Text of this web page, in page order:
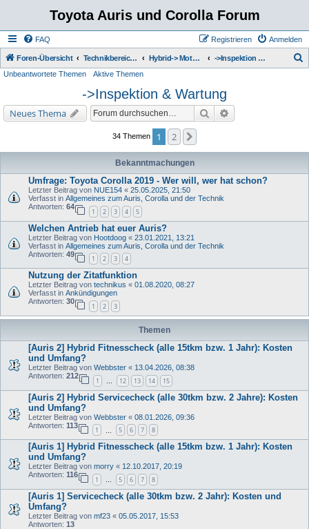
Toyota Auris und Corolla Forum
FAQ Anmelden
Registrieren
Foren-Übersicht Technikbereich zum Toyota Auris Hybrid-> Motor - Getriebe - Kühlsystem - Auspuff ->Inspektion & Wartung
Unbeantwortete Themen Aktive Themen
->Inspektion & Wartung
Neues Thema Suche
34 Themen 1 2
Bekanntmachungen
Umfrage: Toyota Corolla 2019 - Wer will, wer hat schon?
Letzter Beitrag von NUE154 « 25.05.2025, 21:50
Verfasst in Allgemeines zum Auris, Corolla und der Technik
Antworten: 64
1 2 3 4 5
Welchen Antrieb hat euer Auris?
Letzter Beitrag von Hootdoog « 23.01.2021, 13:21
Verfasst in Allgemeines zum Auris, Corolla und der Technik
Antworten: 49
1 2 3 4
Nutzung der Zitatfunktion
Letzter Beitrag von technikus « 01.08.2020, 08:27
Verfasst in Ankündigungen
Antworten: 30
1 2 3
Themen
[Auris 2] Hybrid Fitnesscheck (alle 15tkm bzw. 1 Jahr): Kosten
und Umfang?
Letzter Beitrag von Webbster « 13.04.2026, 08:38
Antworten: 212
1 … 12 13 14 15
[Auris 2] Hybrid Servicecheck (alle 30tkm bzw. 2 Jahre): Kosten
und Umfang?
Letzter Beitrag von Webbster « 08.01.2026, 09:36
Antworten: 113
1 5 6 7 8
[Auris 1] Hybrid Fitnesscheck (alle 15tkm bzw. 1 Jahr): Kosten
und Umfang?
Letzter Beitrag von morry « 12.10.2017, 20:19
Antworten: 116
1 … 5 6 7 8
[Auris 1] Servicecheck (alle 30tkm bzw. 2 Jahr): Kosten und
Umfang?
Letzter Beitrag von mf23 « 05.05.2017, 15:53
Antworten: 13